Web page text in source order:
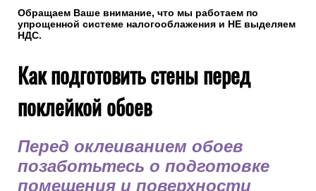
Обращаем Ваше внимание, что мы работаем по
упрощенной системе налогооблажения и НЕ выделяем
НДС.
Как подготовить стены перед
поклейкой обоев
Перед оклеиванием обоев
позаботьтесь о подготовке
помещения и поверхности